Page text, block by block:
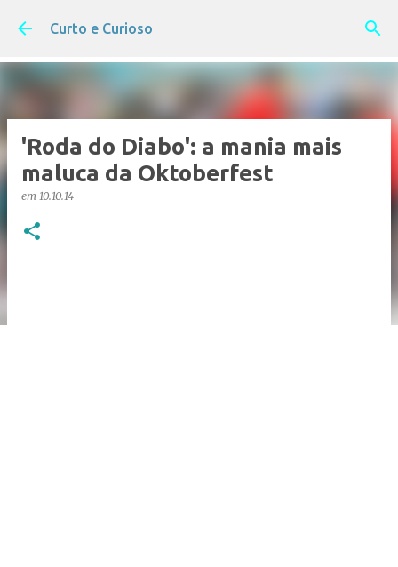
Pular para o conteúdo principal
Curto e Curioso
'Roda do Diabo': a mania mais
maluca da Oktoberfest
em 10.10.14